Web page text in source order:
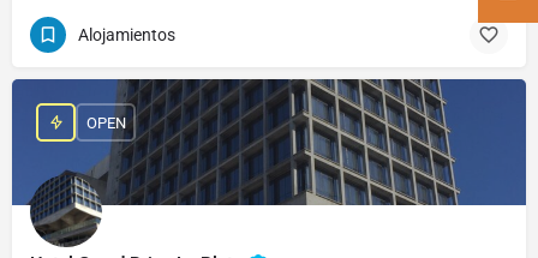
Alojamientos
OPEN